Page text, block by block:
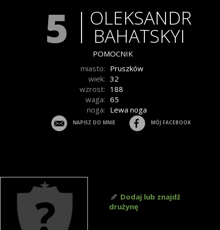
5 OLEKSANDR
BAHATSKYI
POMOCNIK
miasto: Pruszków
wiek: 32
wzrost: 188
waga: 65
noga: Lewa noga
NAPISZ DO MNIE MÓJ FACEBOOK
Dodaj lub znajdź
drużynę